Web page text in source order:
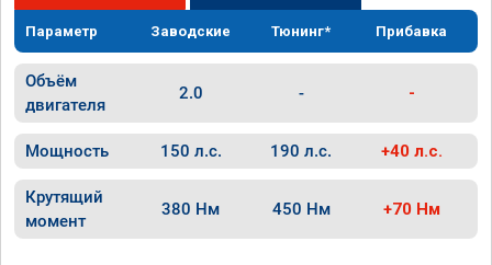
Параметр Заводские Тюнинг* Прибавка
Объём
двигателя
2.0 - -
Мощность 150 л.с. 190 л.с. +40 л.с.
Крутящий
момент
380 Нм 450 Нм +70 Нм